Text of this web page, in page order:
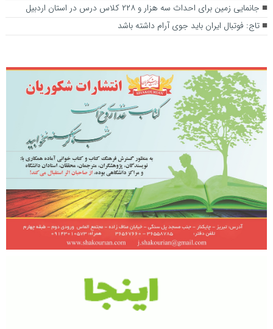
جانمایی زمین برای احداث سه هزار و ۲۲۸ کلاس درس در استان اردبیل
تاج: فوتبال ایران باید جوی آرام داشته باشد